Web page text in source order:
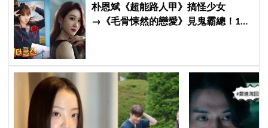
朴恩斌《超能路人甲》搞怪少女
→《毛骨悚然的戀愛》見鬼霸總！180